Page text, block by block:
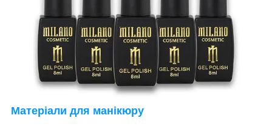
Матеріали для манікюру